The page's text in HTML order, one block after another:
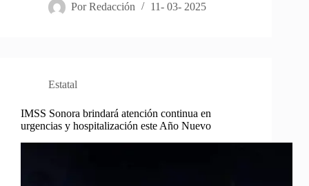
Por Redacción 11- 03- 2025
Estatal
IMSS Sonora brindará atención continua en
urgencias y hospitalización este Año Nuevo